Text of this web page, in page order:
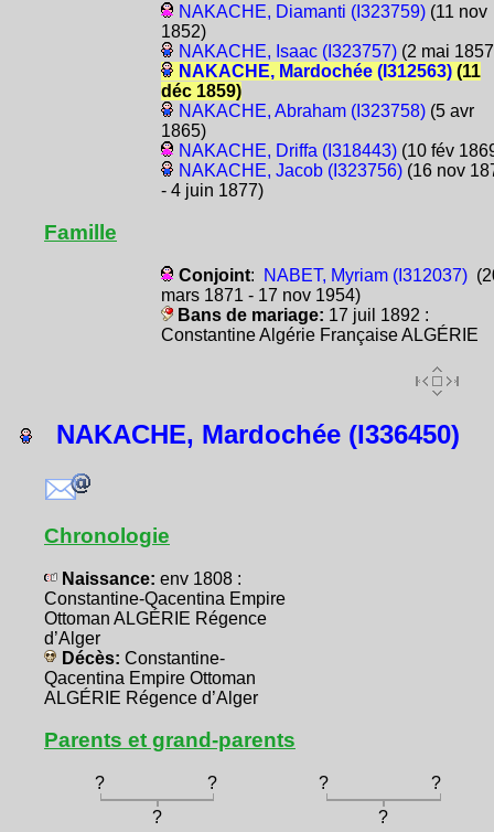
NAKACHE, Diamanti (I323759)(11 nov
1852)
NAKACHE, Isaac (I323757)(2 mai
NAKACHE, Mardochée (I312563)(11
déc 1859)
NAKACHE, Abraham (I323758)(5 avr
1865)
NAKACHE, Driffa (I318443)(10 fév
NAKACHE, Jacob (I323756)(16 nov
- 4 juin 1877)
Famille
Conjoint: NABET, Myriam (I312037)
mars 1871 - 17 nov 1954)
Bans de mariage: 17 juil 1892 :
Constantine Algérie Française ALGÉRIE
NAKACHE, Mardochée (I336450)
Chronologie
Naissance: env 1808 :
Constantine-Qacentina Empire
Ottoman ALGÉRIE Régence
d’Alger
Décès: Constantine-
Qacentina Empire Ottoman
ALGÉRIE Régence d’Alger
Parents et grand-parents
? ? ?
?
?
?